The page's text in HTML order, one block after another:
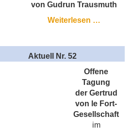
von Gudrun Trausmuth
Weiterlesen …
Aktuell Nr. 52
Offene
Tagung
der Gertrud
von le Fort-
Gesellschaft
im